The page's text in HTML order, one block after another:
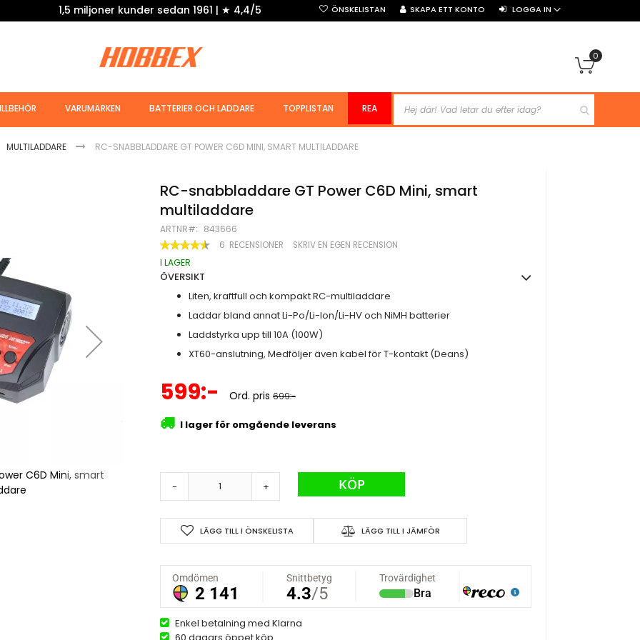
ÖNSKELISTAN LOGGA IN
SKAPA ETT KONTO
1,5 miljoner kunder sedan 1961 | ★ 4,4/5
Min
0
VARUMÄRKEN BATTERIER OCH LADDARE TOPPLISTAN REA
MULTILADDARE RC-SNABBLADDARE GT POWER C6D MINI, SMART MULTILADDARE
C6D Mini, smart
RC-snabbladdare GT Power C6D Mini, smart
multiladdare
RC-snabbladdare GT Power C6D Mini, smart
multiladdare
ARTNR 843666
BETYG:
90 100
6 RECENSIONER SKRIV EN EGEN RECENSION
I LAGER
ÖVERSIKT
Liten, kraftfull och kompakt RC-multiladdare
Laddar bland annat Li-Po/Li-Ion/Li-HV och NiMH batterier
Laddstyrka upp till 10A (100W)
XT60-anslutning, Medföljer även kabel för T-kontakt (Deans)
Specialpris
599:- Ord. pris 699:-
I lager för omgående leverans
- + KÖP
LÄGG TILL I ÖNSKELISTA LÄGG TILL I JÄMFÖR
Enkel betalning med Klarna